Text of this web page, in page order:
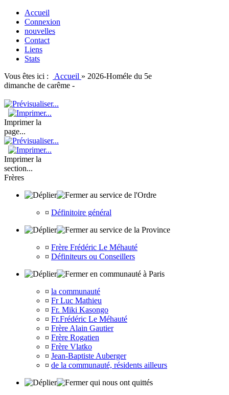
Accueil
Connexion
nouvelles
Contact
Liens
Stats
Vous êtes ici :
Accueil » 2026-Homéle du 5e
dimanche de carême -
Imprimer la
page...
Imprimer la
section...
Frères
au service de l'Ordre
¤ Définitoire général
au service de la Province
¤ Frère Frédéric Le Méhauté
¤ Définiteurs ou Conseillers
en communauté à Paris
¤ la communauté
¤ Fr Luc Mathieu
¤ Fr. Miki Kasongo
¤ Fr.Frédéric Le Méhauté
¤ Frère Alain Gautier
¤ Frère Rogatien
¤ Frère Vlatko
¤ Jean-Baptiste Auberger
¤ de la communauté, résidents ailleurs
qui nous ont quittés